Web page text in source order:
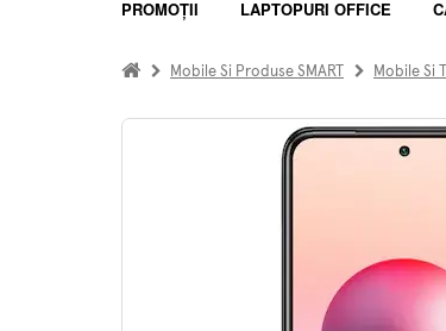
PROMOȚII LAPTOPURI OFFICE
Mobile Si Produse SMART Mobile Si